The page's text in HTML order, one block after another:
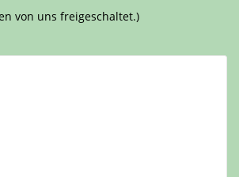
von uns freigeschaltet.)